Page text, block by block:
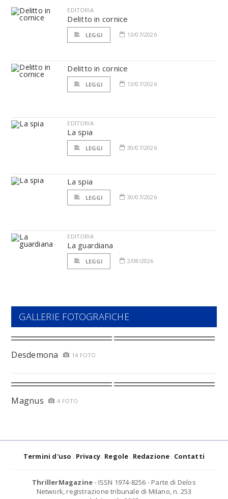
EDITORIA
Delitto in cornice
LEGGI 13/07/2026
Delitto in cornice
LEGGI 13/07/2026
EDITORIA
La spia
LEGGI 30/07/2026
La spia
LEGGI 30/07/2026
EDITORIA
La guardiana
LEGGI 2/08/2026
GALLERIE FOTOGRAFICHE
Desdemona 14 FOTO
Magnus 4 FOTO
Termini d'uso Privacy Regole Redazione Contatti
ThrillerMagazine- ISSN 1974-8256 - Parte di Delos
Network, registrazione tribunale di Milano, n. 253